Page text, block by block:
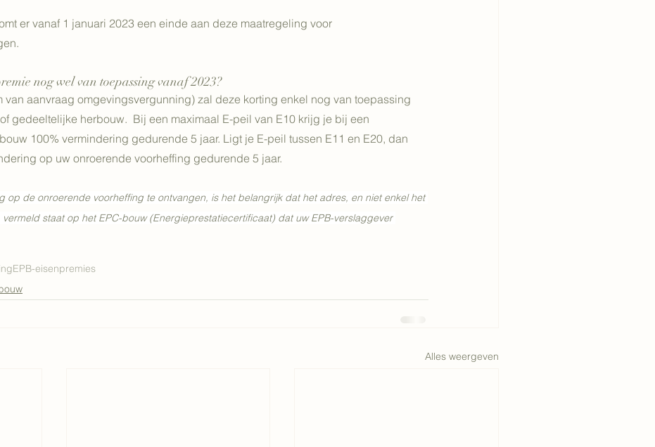
er vanaf 1 januari 2023 een einde aan deze maatregeling voor
nog wel van toepassing vanaf 2023?
van aanvraag omgevingsvergunning) zal deze korting enkel nog van toepassing
gedeeltelijke herbouw.  Bij een maximaal E-peil van E10 krijg je bij een
100% vermindering gedurende 5 jaar. Ligt je E-peil tussen E11 en E20, dan
op uw onroerende voorheffing gedurende 5 jaar.
op de onroerende voorheffing te ontvangen, is het belangrijk dat het adres, en niet enkel het
vermeld staat op het EPC-bouw (Energieprestatiecertificaat) dat uw EPB-verslaggever
EPB-eisenpremies
Alles weergeven